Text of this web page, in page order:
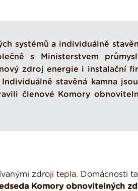
systémů a individuálně
s Ministerstvem
zdroj energie i instalační
stavěná kamna
členové Komory
zdroji tepla. Domácnosti
Komory obnovitelných